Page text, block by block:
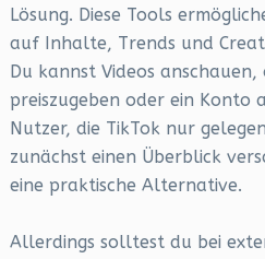
Lösung. Diese Tools
auf Inhalte, Trends und
Du kannst Videos
preiszugeben oder ein Konto
Nutzer, die TikTok nur
zunächst einen Überblick
eine praktische Alternative.
Allerdings solltest du bei